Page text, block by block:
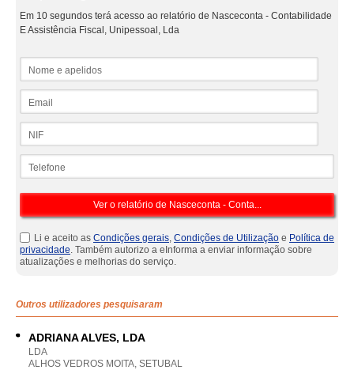
Em 10 segundos terá acesso ao relatório de Nasceconta - Contabilidade
E Assistência Fiscal, Unipessoal, Lda
Li e aceito as Condições gerais, Condições de Utilização e Política de
privacidade. Também autorizo a eInforma a enviar informação sobre
atualizações e melhorias do serviço.
Outros utilizadores pesquisaram
ADRIANA ALVES, LDA
LDA
ALHOS VEDROS MOITA, SETUBAL